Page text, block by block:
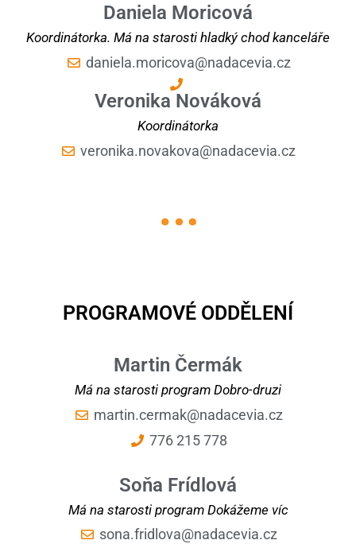
Daniela Moricová
Koordinátorka. Má na starosti hladký chod kanceláře
daniela.moricova@nadacevia.cz
Veronika Nováková
Koordinátorka
veronika.novakova@nadacevia.cz
PROGRAMOVÉ ODDĚLENÍ
Martin Čermák
Má na starosti program Dobro-druzi
martin.cermak@nadacevia.cz
776 215 778
Soňa Frídlová
Má na starosti program Dokážeme víc
sona.fridlova@nadacevia.cz